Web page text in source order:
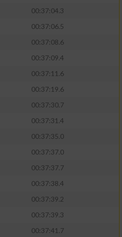
00:37:04.3
00:37:06.5
00:37:08.6
00:37:09.4
00:37:11.6
00:37:19.6
00:37:30.7
00:37:31.4
00:37:35.0
00:37:37.0
00:37:37.7
00:37:38.4
00:37:39.2
00:37:39.3
00:37:41.7